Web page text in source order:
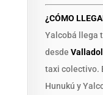
¿CÓMO
Yalcobá llega
desde
taxi colectivo.
Hunukú y